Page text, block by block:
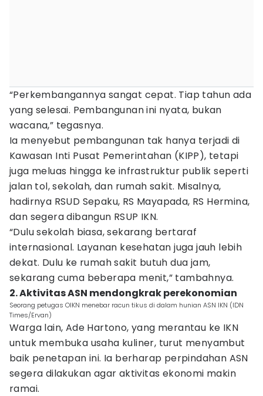
“Perkembangannya sangat cepat. Tiap tahun ada
yang selesai. Pembangunan ini nyata, bukan
wacana,” tegasnya.
Ia menyebut pembangunan tak hanya terjadi di
Kawasan Inti Pusat Pemerintahan (KIPP), tetapi
juga meluas hingga ke infrastruktur publik seperti
jalan tol, sekolah, dan rumah sakit. Misalnya,
hadirnya RSUD Sepaku, RS Mayapada, RS Hermina,
dan segera dibangun RSUP IKN.
“Dulu sekolah biasa, sekarang bertaraf
internasional. Layanan kesehatan juga jauh lebih
dekat. Dulu ke rumah sakit butuh dua jam,
sekarang cuma beberapa menit,” tambahnya.
2. Aktivitas ASN mendongkrak perekonomian
Seorang petugas OIKN menebar racun tikus di dalam hunian ASN IKN (IDN
Times/Ervan)
Warga lain, Ade Hartono, yang merantau ke IKN
untuk membuka usaha kuliner, turut menyambut
baik penetapan ini. Ia berharap perpindahan ASN
segera dilakukan agar aktivitas ekonomi makin
ramai.